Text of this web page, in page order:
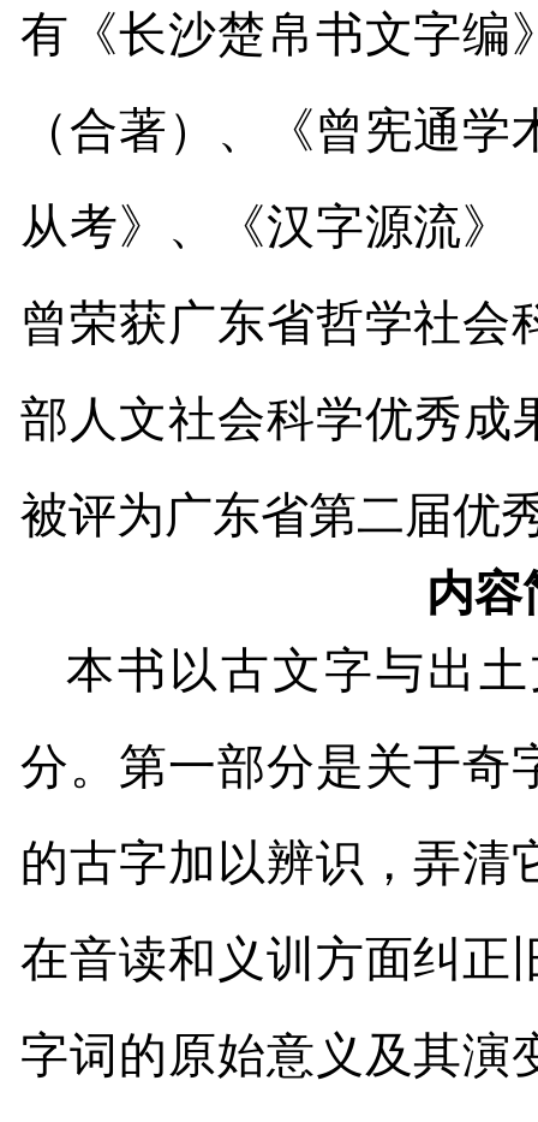
有《长沙楚帛书文字编
（合著）、《曾宪通
从考》、《汉字源流》
曾荣获广东省哲学社会
部人文社会科学优秀成
被评为广东省第二届优
内容
本书以古文字与出
分。第一部分是关于奇
的古字加以辨识，弄清
在音读和义训方面纠正
字词的原始意义及其演